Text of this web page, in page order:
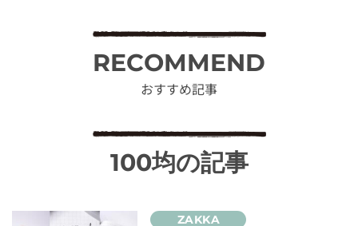
RECOMMEND
おすすめ記事
100均の記事